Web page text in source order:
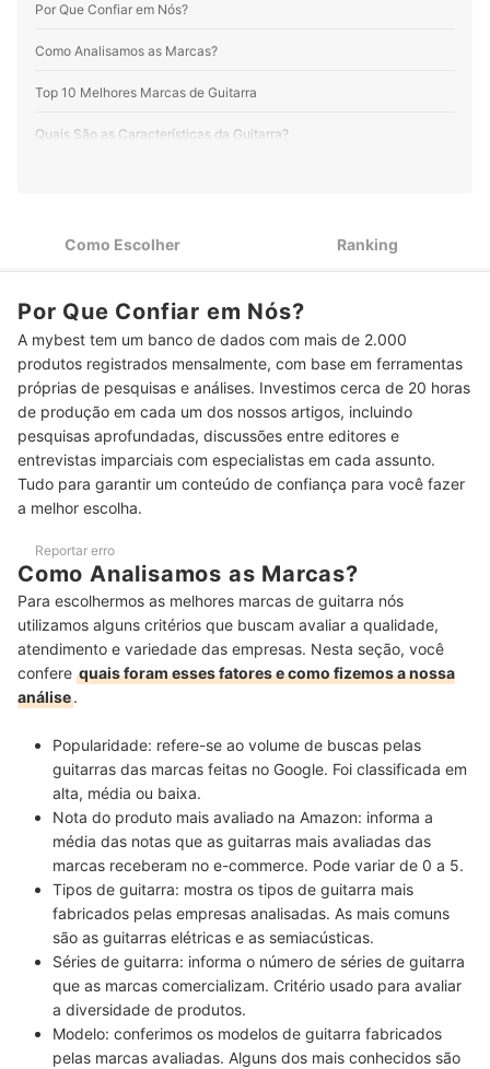
e os cuidados com crianças. O mais legal é que aqui na
conhecimentos em diversas áreas.
Por Que Confiar em Nós?
Como Analisamos as Marcas?
Top 10 Melhores Marcas de Guitarra
Quais São as Características da Guitarra?
Conclusão
Como Escolher Ranking
Por Que Confiar em Nós?
A mybest tem um banco de dados com mais de 2.000
produtos registrados mensalmente, com base em ferramentas
próprias de pesquisas e análises. Investimos cerca de 20 horas
de produção em cada um dos nossos artigos, incluindo
pesquisas aprofundadas, discussões entre editores e
entrevistas imparciais com especialistas em cada assunto.
Tudo para garantir um conteúdo de confiança para você fazer
a melhor escolha.
Reportar erro
Como Analisamos as Marcas?
Para escolhermos as melhores marcas de guitarra nós
utilizamos alguns critérios que buscam avaliar a qualidade,
atendimento e variedade das empresas. Nesta seção, você
confere quais foram esses fatores e como fizemos a nossa
análise.
Popularidade: refere-se ao volume de buscas pelas
guitarras das marcas feitas no Google. Foi classificada em
alta, média ou baixa.
Nota do produto mais avaliado na Amazon: informa a
média das notas que as guitarras mais avaliadas das
marcas receberam no e-commerce. Pode variar de 0 a 5.
Tipos de guitarra: mostra os tipos de guitarra mais
fabricados pelas empresas analisadas. As mais comuns
são as guitarras elétricas e as semiacústicas.
Séries de guitarra: informa o número de séries de guitarra
que as marcas comercializam. Critério usado para avaliar
a diversidade de produtos.
Modelo: conferimos os modelos de guitarra fabricados
pelas marcas avaliadas. Alguns dos mais conhecidos são